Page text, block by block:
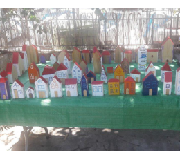
place making
place making